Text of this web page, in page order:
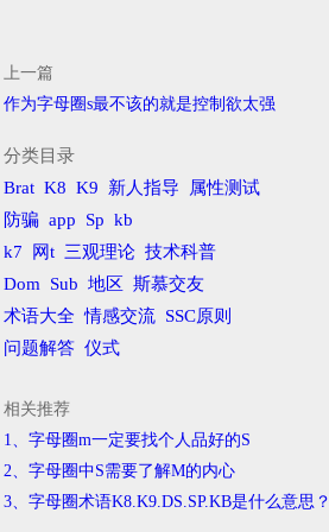
上一篇
作为字母圈s最不该的就是控制欲太强
分类目录
Brat K8 K9 新人指导
属性测试
防骗 app Sp kb
k7
网t 三观理论 技术科普
Dom
Sub 地区
斯慕交友
术语大全 情感交流 SSC原则
问题解答 仪式
相关推荐
1、字母圈m一定要找个人品好的S
2、字母圈中S需要了解M的内心
3、字母圈术语K8.K9.DS.SP.KB是什么意思？